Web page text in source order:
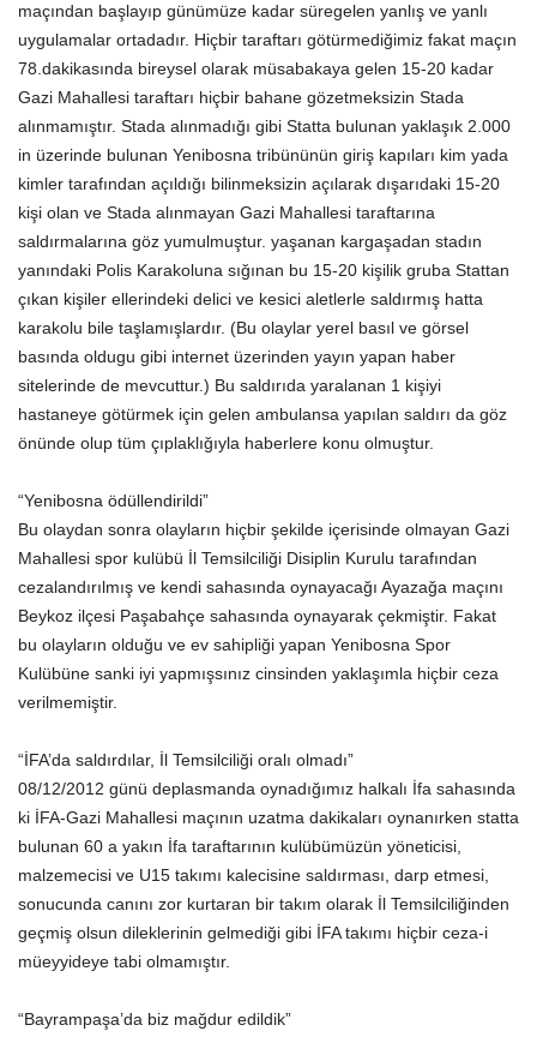
maçından başlayıp günümüze kadar süregelen yanlış ve yanlı
uygulamalar ortadadır. Hiçbir taraftarı götürmediğimiz fakat maçın
78.dakikasında bireysel olarak müsabakaya gelen 15-20 kadar
Gazi Mahallesi taraftarı hiçbir bahane gözetmeksizin Stada
alınmamıştır. Stada alınmadığı gibi Statta bulunan yaklaşık 2.000
in üzerinde bulunan Yenibosna tribününün giriş kapıları kim yada
kimler tarafından açıldığı bilinmeksizin açılarak dışarıdaki 15-20
kişi olan ve Stada alınmayan Gazi Mahallesi taraftarına
saldırmalarına göz yumulmuştur. yaşanan kargaşadan stadın
yanındaki Polis Karakoluna sığınan bu 15-20 kişilik gruba Stattan
çıkan kişiler ellerindeki delici ve kesici aletlerle saldırmış hatta
karakolu bile taşlamışlardır. (Bu olaylar yerel basıl ve görsel
basında oldugu gibi internet üzerinden yayın yapan haber
sitelerinde de mevcuttur.) Bu saldırıda yaralanan 1 kişiyi
hastaneye götürmek için gelen ambulansa yapılan saldırı da göz
önünde olup tüm çıplaklığıyla haberlere konu olmuştur.
“Yenibosna ödüllendirildi”
Bu olaydan sonra olayların hiçbir şekilde içerisinde olmayan Gazi
Mahallesi spor kulübü İl Temsilciliği Disiplin Kurulu tarafından
cezalandırılmış ve kendi sahasında oynayacağı Ayazağa maçını
Beykoz ilçesi Paşabahçe sahasında oynayarak çekmiştir. Fakat
bu olayların olduğu ve ev sahipliği yapan Yenibosna Spor
Kulübüne sanki iyi yapmışsınız cinsinden yaklaşımla hiçbir ceza
verilmemiştir.
“İFA’da saldırdılar, İl Temsilciliği oralı olmadı”
08/12/2012 günü deplasmanda oynadığımız halkalı İfa sahasında
ki İFA-Gazi Mahallesi maçının uzatma dakikaları oynanırken statta
bulunan 60 a yakın İfa taraftarının kulübümüzün yöneticisi,
malzemecisi ve U15 takımı kalecisine saldırması, darp etmesi,
sonucunda canını zor kurtaran bir takım olarak İl Temsilciliğinden
geçmiş olsun dileklerinin gelmediği gibi İFA takımı hiçbir ceza-i
müeyyideye tabi olmamıştır.
“Bayrampaşa’da biz mağdur edildik”